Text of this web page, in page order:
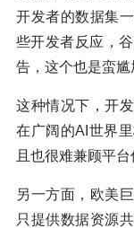
开发者的数据集
些开发者反应，
告，这个也是蛮尴
这种情况下，开
在广阔的AI世界
且也很难兼顾平
另一方面，欧美
只提供数据资源